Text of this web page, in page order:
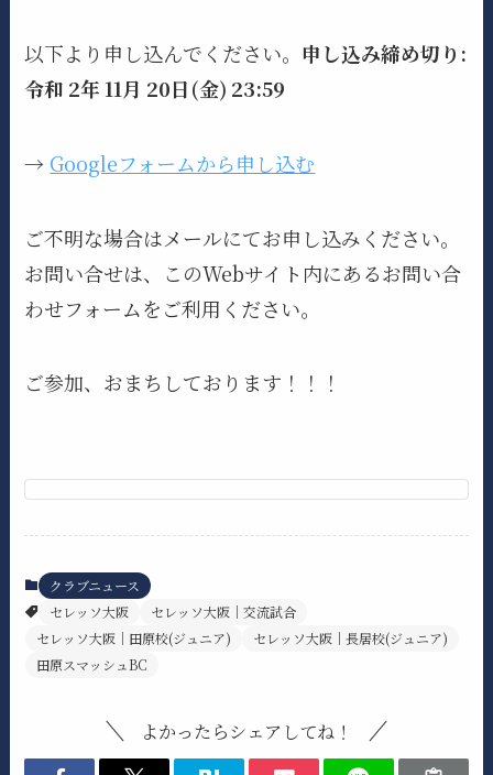
以下より申し込んでください。 申し込み締め切り:
令和 2年 11月 20日(金) 23:59
→ Googleフォームから申し込む
ご不明な場合はメールにてお申し込みください。
お問い合せは、このWebサイト内にあるお問い合
わせフォームをご利用ください。
ご参加、おまちしております！！！
クラブニュース
セレッソ大阪
セレッソ大阪｜交流試合
セレッソ大阪｜田原校(ジュニア)
セレッソ大阪｜長居校(ジュニア)
田原スマッシュBC
よかったらシェアしてね！